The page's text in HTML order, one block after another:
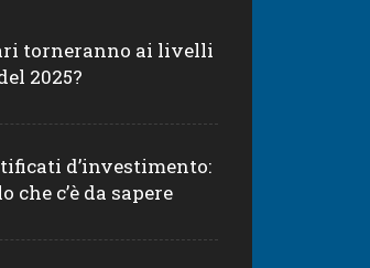
torneranno ai livelli
2025?
d’investimento:
che c’è da sapere